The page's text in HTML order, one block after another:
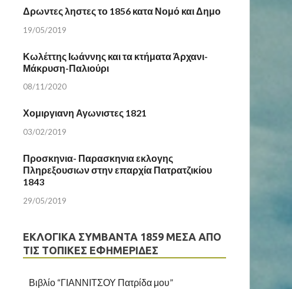
Δρωντες ληστες το 1856 κατα Νομό και Δημο
19/05/2019
Κωλέττης Ιωάννης και τα κτήματα Άρχανι-
Μάκρυση-Παλιούρι
08/11/2020
Χομιργιανη Αγωνιστες 1821
03/02/2019
Προσκηνια- Παρασκηνια εκλογης
Πληρεξουσιων στην επαρχία Πατρατζικίου
1843
29/05/2019
ΕΚΛΟΓΙΚΆ ΣΥΜΒΆΝΤΑ 1859 ΜΈΣΑ ΑΠΌ
ΤΙΣ ΤΟΠΙΚΈΣ ΕΦΗΜΕΡΊΔΕΣ
Βιβλίο “ΓΙΑΝΝΙΤΣΟΥ Πατρίδα μου”